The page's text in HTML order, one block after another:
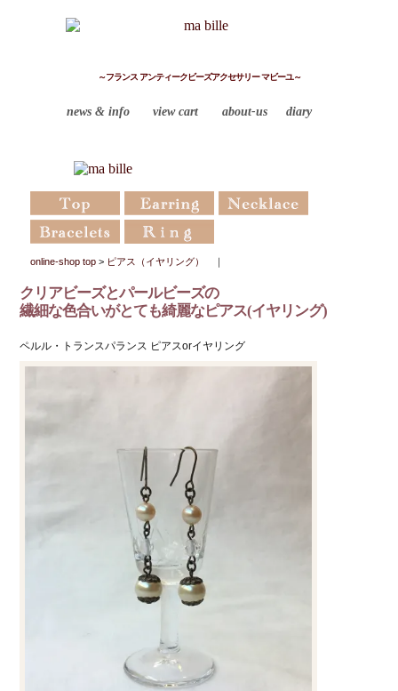
～フランス アンティークビーズアクセサリー マビーユ～
news & info view cart about-us diary
online-shop top > ピアス（イヤリング） ｜
ペルル・トランスパランス ピアスorイヤリング
クリアビーズとパールビーズの
繊細な色合いがとても綺麗なピアス(イヤリング)